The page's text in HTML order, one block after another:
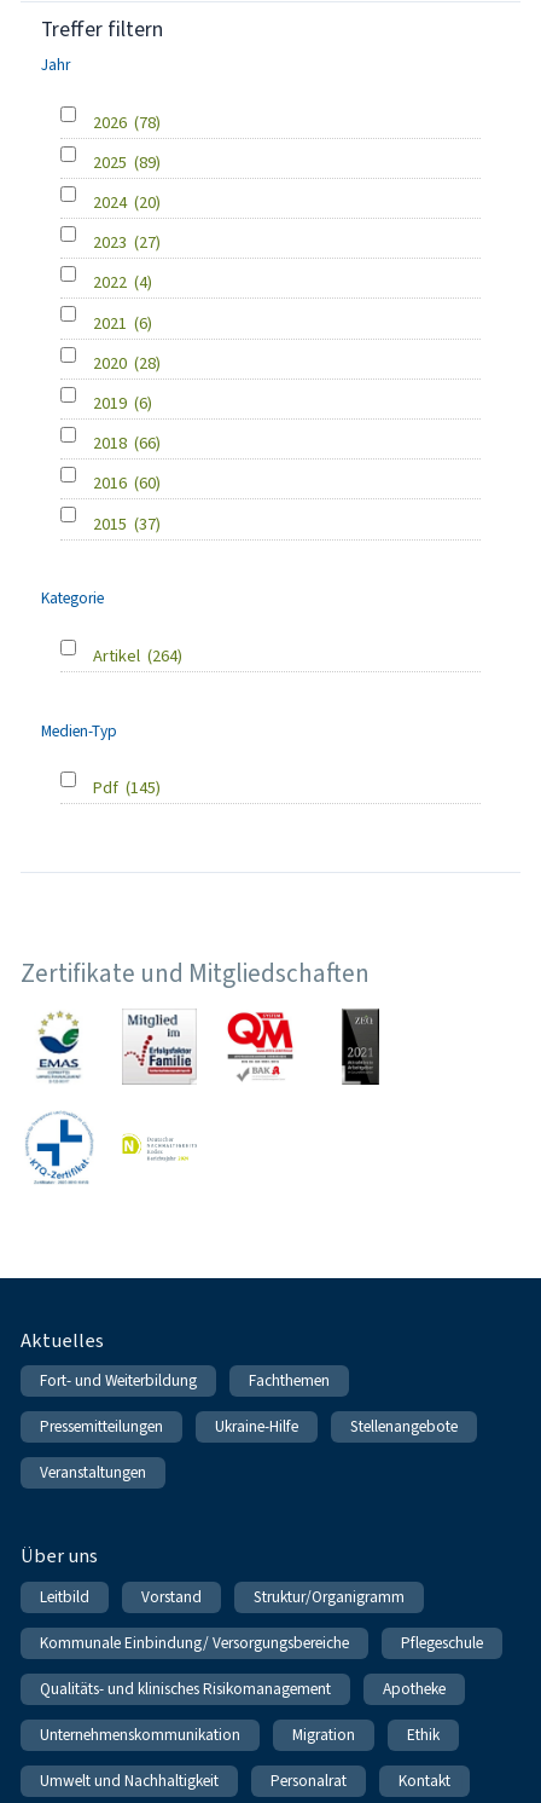
Treffer filtern
Jahr
2026 (78)
2025 (89)
2024 (20)
2023 (27)
2022 (4)
2021 (6)
2020 (28)
2019 (6)
2018 (66)
2016 (60)
2015 (37)
Kategorie
Artikel (264)
Medien-Typ
Pdf (145)
Zertifikate und Mitgliedschaften
Fußnavigation
Aktuelles
Fort- und Weiterbildung Fachthemen
Pressemitteilungen Ukraine-Hilfe Stellenangebote
Veranstaltungen
Über uns
Leitbild Vorstand Struktur/Organigramm
Kommunale Einbindung/ Versorgungsbereiche Pflegeschule
Qualitäts- und klinisches Risikomanagement Apotheke
Unternehmenskommunikation Migration Ethik
Umwelt und Nachhaltigkeit Personalrat Kontakt